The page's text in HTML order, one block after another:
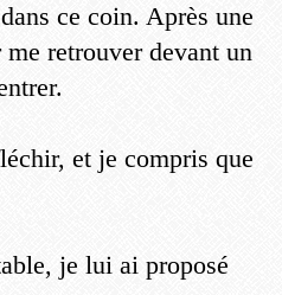
ce coin. Après une
retrouver devant un
et je compris que
je lui ai proposé